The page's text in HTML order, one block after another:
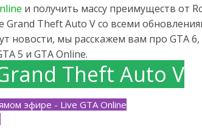
и получить массу преимуществ от
Grand Theft Auto V со всеми
новости, мы расскажем вам про GTA
5 и GTA Online.
Theft Auto V
эфире - Live GTA Online